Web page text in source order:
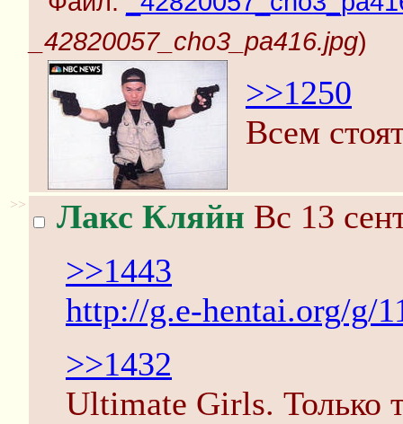
_42820057_cho3_pa416.jpg)
>>1250
Всем
>> Лакс Кляйн Вс 13
>>1443
http://g.e-hentai.org/g/
>>1432
Ultimate Girls. Только